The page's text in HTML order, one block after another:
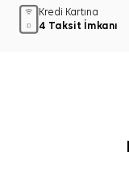
Kredi Kartına
4 Taksit İmkanı